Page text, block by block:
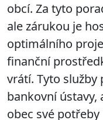
obcí. Za tyto
ale zárukou je
optimálního
finanční
vrátí. Tyto
bankovní ústavy,
obec své